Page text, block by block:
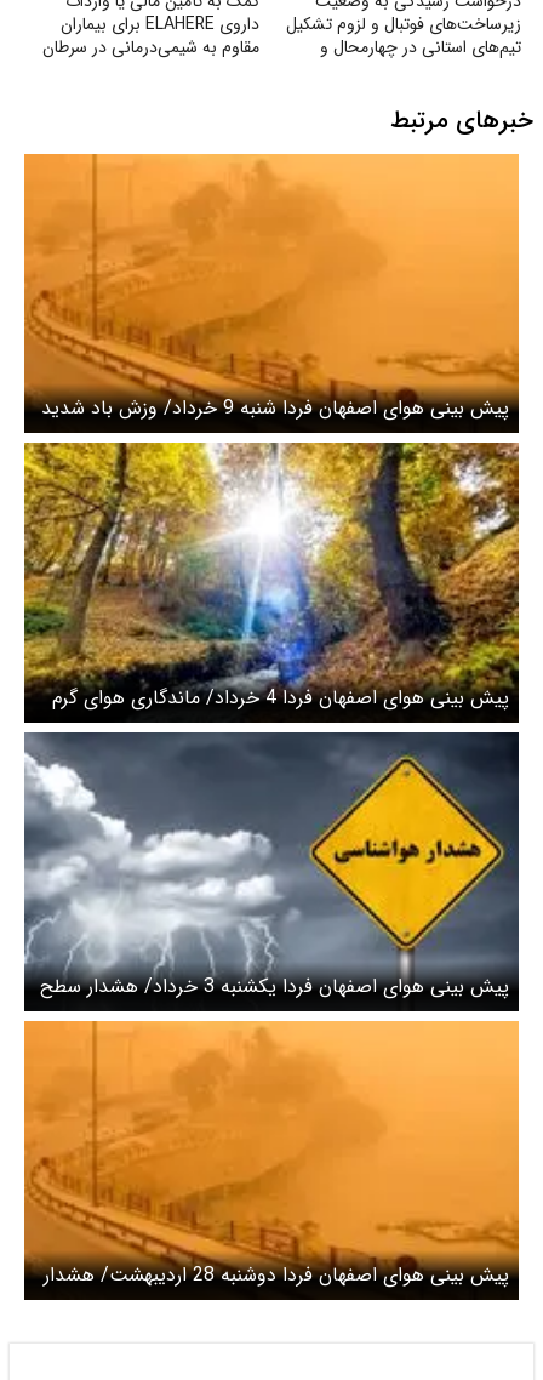
زیرساخت‌های فوتبال و لزوم تشکیل
تیم‌های استانی در چهارمحال و
داروی ELAHERE برای بیماران
مقاوم به شیمی‌درمانی در سرطان
خبرهای مرتبط
پیش بینی هوای اصفهان فردا شنبه 9 خرداد/ وزش باد شدید
و گردوخاک در استان
پیش بینی هوای اصفهان فردا 4 خرداد/ ماندگاری هوای گرم
در سطح استان
پیش بینی هوای اصفهان فردا یکشنبه 3 خرداد/ هشدار سطح
زرد صادر شد
پیش بینی هوای اصفهان فردا دوشنبه 28 اردیبهشت/ هشدار
نسبت به خیزش گردوخاک تا پایان هفته